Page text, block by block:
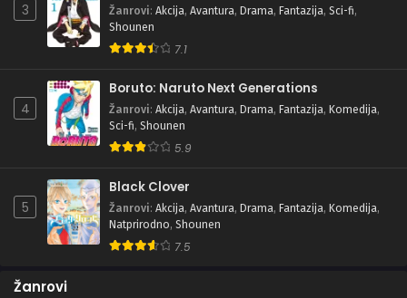
3 Žanrovi: Akcija, Avantura, Drama, Fantazija, Sci-fi,
Shounen
7.1
4
Boruto: Naruto Next Generations
Žanrovi: Akcija, Avantura, Drama, Fantazija, Komedija,
Sci-fi, Shounen
5.9
5
Black Clover
Žanrovi: Akcija, Avantura, Drama, Fantazija, Komedija,
Natprirodno, Shounen
7.5
Žanrovi